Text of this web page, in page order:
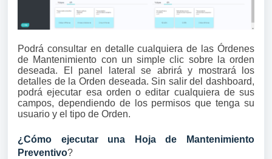
Podrá consultar en detalle cualquiera de las Órdenes
de Mantenimiento con un simple clic sobre la orden
deseada. El panel lateral se abrirá y mostrará los
detalles de la Orden deseada. Sin salir del dashboard,
podrá ejecutar esa orden o editar cualquiera de sus
campos, dependiendo de los permisos que tenga su
usuario y el tipo de Orden.
¿Cómo ejecutar una Hoja de Mantenimiento
Preventivo?